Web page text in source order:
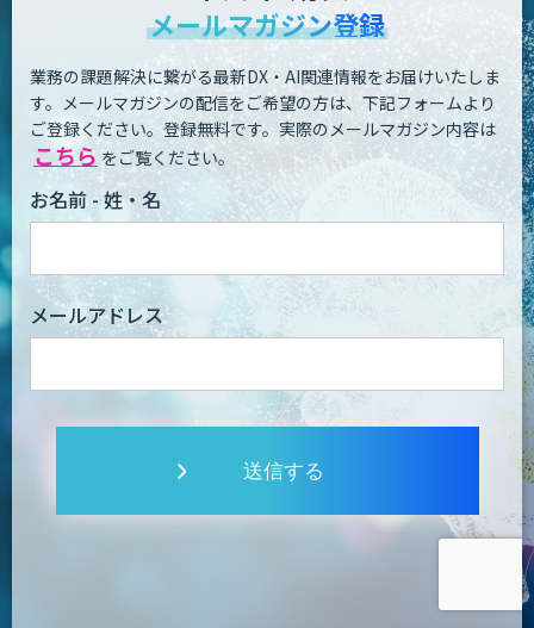
メールマガジン登録
業務の課題解決に繋がる最新DX・AI関連情報をお届けいたしま
す。 メールマガジンの配信をご希望の方は、下記フォームより
ご登録ください。登録無料です。 実際のメールマガジン内容は
こちら をご覧ください。
お名前 - 姓・名
メールアドレス
送信する